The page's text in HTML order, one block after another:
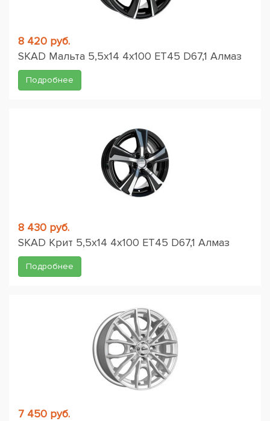
8 420 руб.
SKAD Мальта 5,5x14 4x100 ET45 D67,1 Алмаз
Подробнее
8 430 руб.
SKAD Крит 5,5x14 4x100 ET45 D67,1 Алмаз
Подробнее
7 450 руб.